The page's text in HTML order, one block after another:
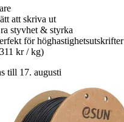
att skriva ut
styvhet & styrka
för höghastighetsutskrifter
kr / kg)
till 17. augusti